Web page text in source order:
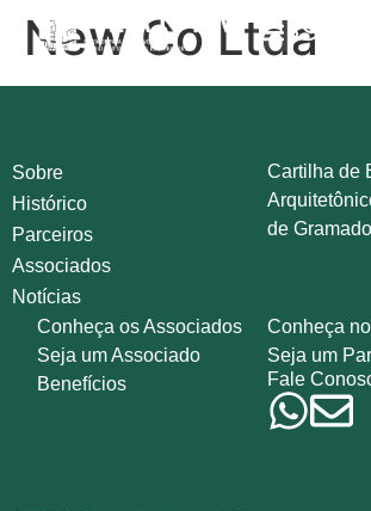
New Co Ltda
Sobre
Histórico
Parceiros
Associados
Notícias
Cartilha de
de Gramado
Conheça os Associados
Seja um Associado
Benefícios
Conheça
Seja um
Fale